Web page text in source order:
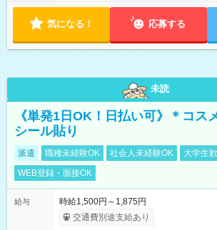
気になる！ 応募する
未読
《単発1日OK！日払い可》＊コス
シール貼り
派遣 職種未経験OK 社会人未経験OK 大学生
WEB登録・面接OK
給与
時給1,500円～1,875円
交通費別途支給あり